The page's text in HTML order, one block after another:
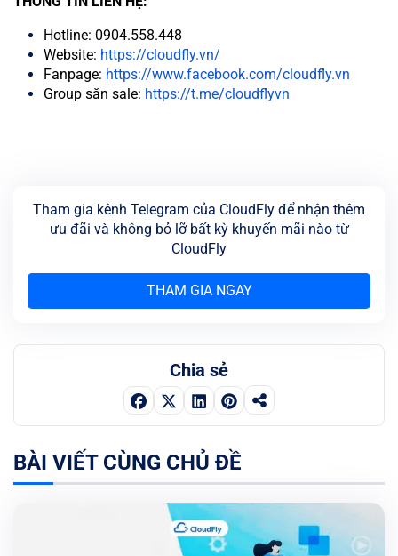
Hotline: 0904.558.448
Website: https://cloudfly.vn/
Fanpage: https://www.facebook.com/cloudfly.vn
Group săn sale: https://t.me/cloudflyvn
Tham gia kênh Telegram của CloudFly để nhận thêm
ưu đãi và không bỏ lỡ bất kỳ khuyến mãi nào từ
CloudFly
THAM GIA NGAY
Chia sẻ
BÀI VIẾT CÙNG CHỦ ĐỀ